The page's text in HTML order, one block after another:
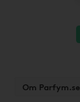
Om Parfym.se